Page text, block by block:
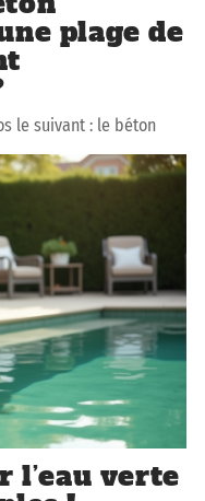
plage de
le suivant : le béton
l’eau verte